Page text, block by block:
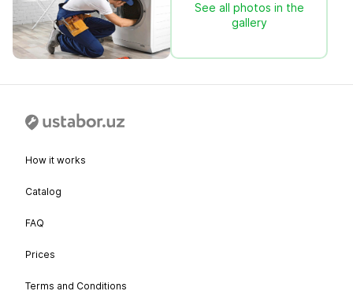
See all photos in the
gallery
How it works
Catalog
FAQ
Prices
Terms and Conditions